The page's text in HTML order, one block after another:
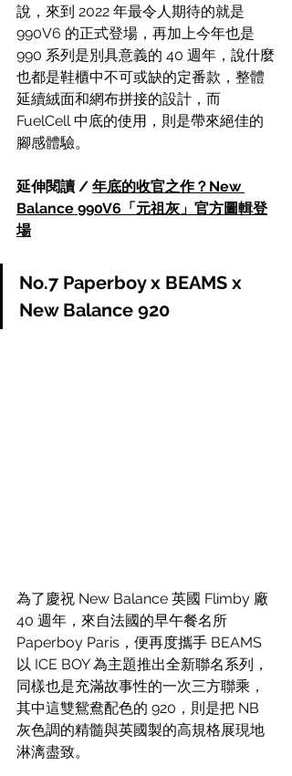
說，來到 2022 年最令人期待的就是
990V6 的正式登場，再加上今年也是
990 系列是別具意義的 40 週年，說什麼
也都是鞋櫃中不可或缺的定番款，整體
延續絨面和網布拼接的設計，而
FuelCell 中底的使用，則是帶來絕佳的
腳感體驗。
延伸閱讀 / 年底的收官之作？New
Balance 990V6「元祖灰」官方圖輯登
場
No.7 Paperboy x BEAMS x
New Balance 920
為了慶祝 New Balance 英國 Flimby 廠
40 週年，來自法國的早午餐名所
Paperboy Paris，便再度攜手 BEAMS
以 ICE BOY 為主題推出全新聯名系列，
同樣也是充滿故事性的一次三方聯乘，
其中這雙鴛鴦配色的 920，則是把 NB
灰色調的精髓與英國製的高規格展現地
淋漓盡致。